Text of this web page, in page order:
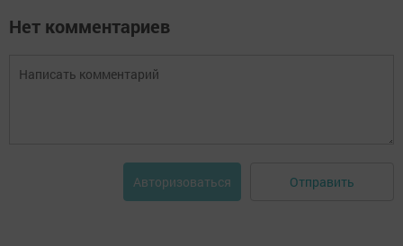
Нет комментариев
Авторизоваться Отправить